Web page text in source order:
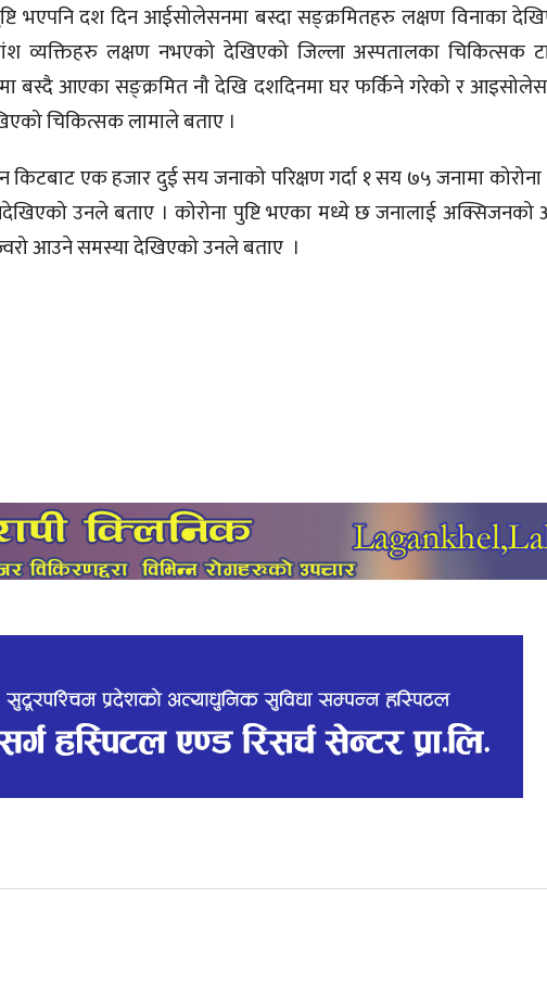
पुष्टि भएपनि दश दिन आईसोलेसनमा बस्दा सङ्क्रमितहरु लक्षण विनाका
व्यक्तिहरु लक्षण नभएको देखिएको जिल्ला अस्पतालका चिकित्सक
बस्दै आएका सङ्क्रमित नौ देखि दशदिनमा घर फर्किने गरेको र
चिकित्सक लामाले बताए ।
किटबाट एक हजार दुई सय जनाको परिक्षण गर्दा १ सय ७५ जनामा कोरोना
उनले बताए । कोरोना पुष्टि भएका मध्ये छ जनालाई
आउने समस्या देखिएको उनले बताए ।